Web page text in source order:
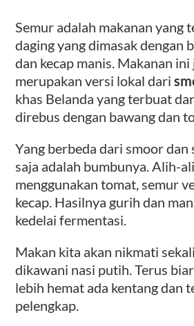
Semur adalah makanan yang
daging yang dimasak dengan
dan kecap manis. Makanan ini
merupakan versi lokal dari
khas Belanda yang terbuat
direbus dengan bawang dan
Yang berbeda dari smoor dan
saja adalah bumbunya. Alih-
menggunakan tomat, semur
kecap. Hasilnya gurih dan
kedelai fermentasi.
Makan kita akan nikmati
dikawani nasi putih. Terus
lebih hemat ada kentang dan
pelengkap.